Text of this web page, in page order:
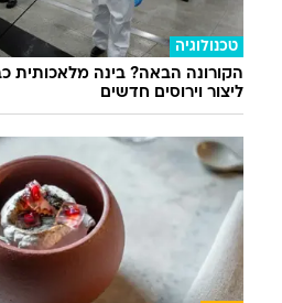
טכנולוגיה
הקורונה הבאה? בינה מלאכותית
ליצור וירוסים חדשים